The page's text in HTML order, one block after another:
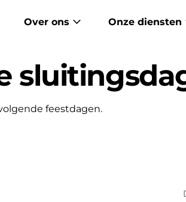
Over ons Onze diensten
feestdagen.